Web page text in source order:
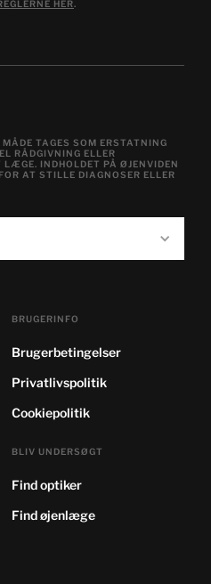
HER.
TAGES SOM ERSTATNING
RÅDGIVNING ELLER
LÆGE. INDHOLDET PÅ ØJENVIDEN
AT STILLE DIAGNOSER ELLER
BRUGERINFO
Brugerbetingelser
Privatlivspolitik
Cookiepolitik
BLIV UNDERSØGT
Find optiker
Find øjenlæge